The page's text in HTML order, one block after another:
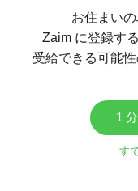
お住まい
Zaim に登録す
受給できる可能
1
す